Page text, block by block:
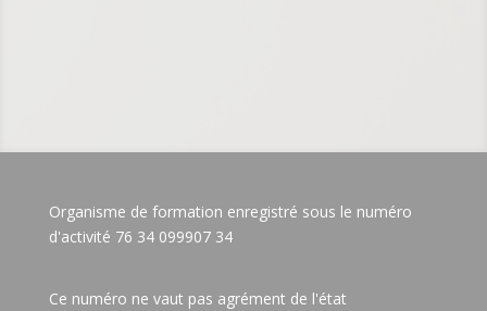
Organisme de formation enregistré sous le numéro
d'activité 76 34 099907 34
Ce numéro ne vaut pas agrément de l'état